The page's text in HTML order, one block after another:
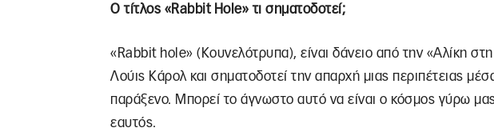
Ο τίτλος «Rabbit Hole» τι σηματοδοτεί;
«Rabbit hole» (Κουνελότρυπα), είναι δάνειο από την «Αλίκη
Λούις Κάρολ και σηματοδοτεί την απαρχή μιας περιπέτειας
παράξενο. Μπορεί το άγνωστο αυτό να είναι ο κόσμος γύρω
εαυτός.